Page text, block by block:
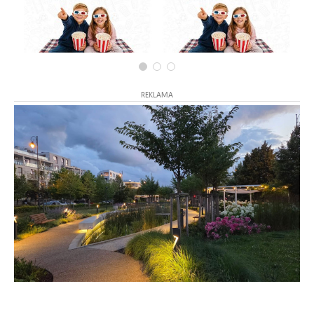
REKLAMA